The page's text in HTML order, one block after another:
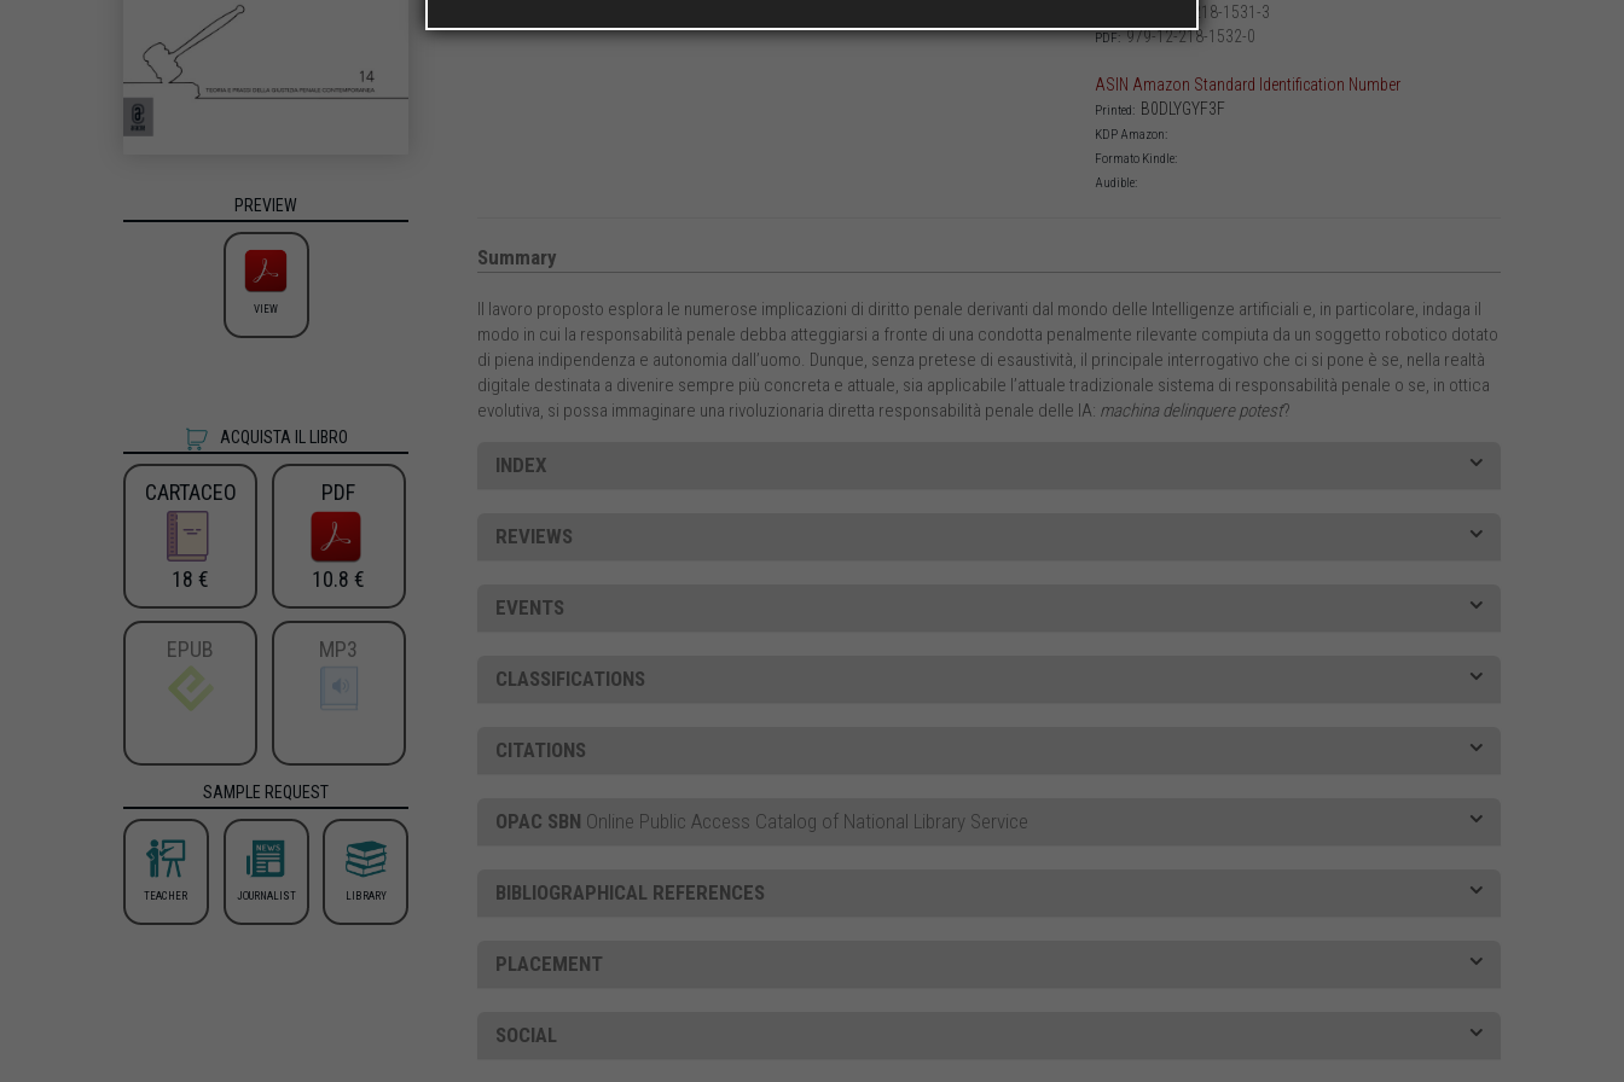
PREVIEW
VIEW
ACQUISTA IL LIBRO
CARTACEO
18 €
PDF
10.8 €
EPUB MP3
SAMPLE REQUEST
TEACHER JOURNALIST LIBRARY
979-12-218-1531-3
PDF:979-12-218-1532-0
ASIN Amazon Standard Identification Number
Printed: B0DLYGYF3F
KDP Amazon:
Formato Kindle:
Audible:
Summary
Il lavoro proposto esplora le numerose implicazioni di diritto penale derivanti dal mondo delle Intelligenze artificiali e, in particolare, indaga il
modo in cui la responsabilità penale debba atteggiarsi a fronte di una condotta penalmente rilevante compiuta da un soggetto robotico dotato
di piena indipendenza e autonomia dall’uomo. Dunque, senza pretese di esaustività, il principale interrogativo che ci si pone è se, nella realtà
digitale destinata a divenire sempre più concreta e attuale, sia applicabile l’attuale tradizionale sistema di responsabilità penale o se, in ottica
evolutiva, si possa immaginare una rivoluzionaria diretta responsabilità penale delle IA: machina delinquere potest?
INDEX
REVIEWS
EVENTS
CLASSIFICATIONS
CITATIONS
OPAC SBN Online Public Access Catalog of National Library Service
BIBLIOGRAPHICAL REFERENCES
PLACEMENT
SOCIAL